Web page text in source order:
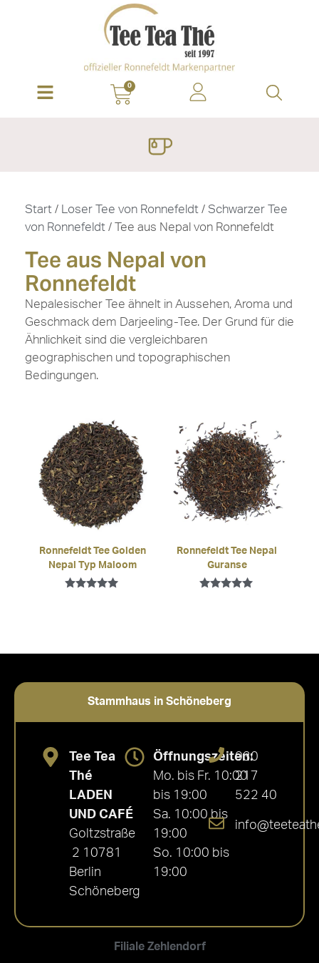
0
Start / Loser Tee von Ronnefeldt / Schwarzer Tee
von Ronnefeldt / Tee aus Nepal von Ronnefeldt
Tee aus Nepal von
Ronnefeldt
Nepalesischer Tee ähnelt in Aussehen, Aroma und
Geschmack dem Darjeeling-Tee. Der Grund für die
Ähnlichkeit sind die vergleichbaren
geographischen und topographischen
Bedingungen.
Ronnefeldt Tee Golden
Nepal Typ Maloom
Ronnefeldt Tee Nepal
Guranse
Stammhaus in Schöneberg
Filiale Zehlendorf
Tee Tea
Thé
LADEN
UND CAFÉ
Goltzstraße
2 10781
Berlin
Schöneberg
Öffnungszeiten:
Mo. bis Fr. 10:00
bis 19:00
Sa. 10:00 bis
19:00
So. 10:00 bis
19:00
030
217
522 40